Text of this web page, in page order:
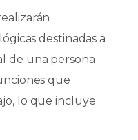
destinadas a
de una persona
que
lo que incluye